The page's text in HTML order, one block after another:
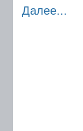
Далее...